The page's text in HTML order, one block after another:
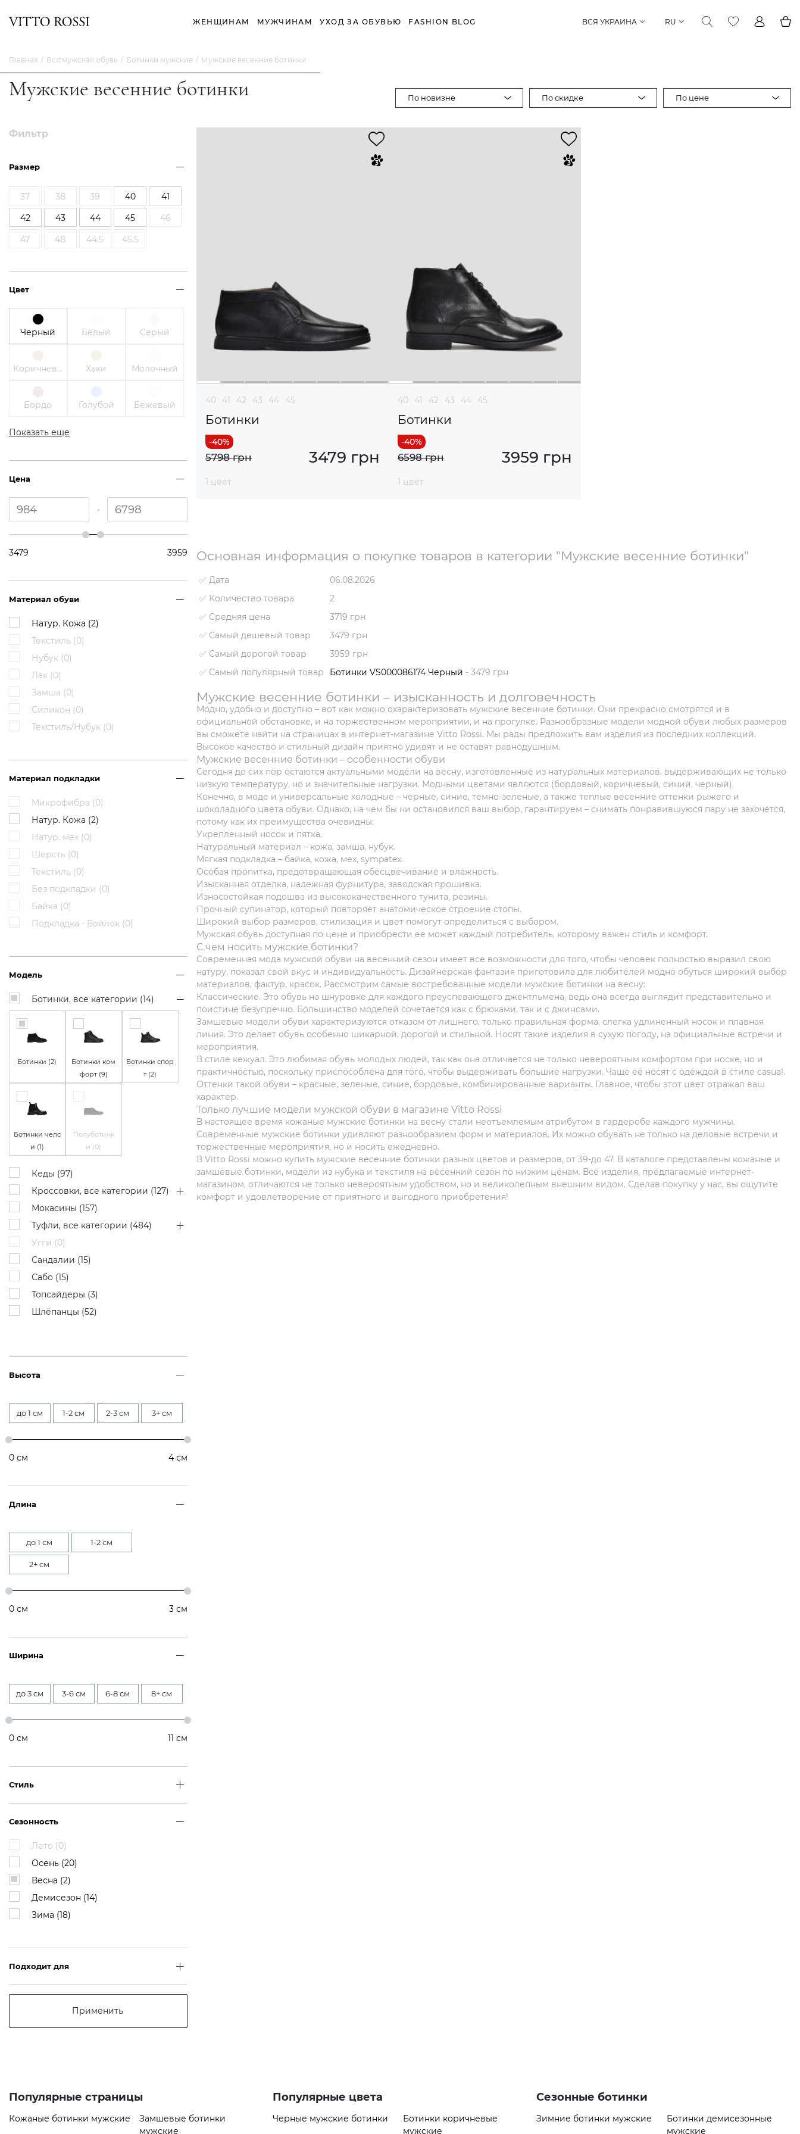
ЖЕНЩИНАМ МУЖЧИНАМ УХОД ЗА ОБУВЬЮ FASHION BLOG ВСЯ УКРАИНА RU
Главная Вся мужская обувь Ботинки мужские Мужские весенние ботинки
Мужские весенние ботинки По новизне По скидке По цене
Фильтр
Размер
37 38 39 40
41
42
43 44 45
46
47
48 44.5 45.5
Цвет
Черный Белый Серый
Коричневый Хаки Молочный
Бордо Голубой Бежевый
Показать еще
Цена
-
3479 3959
Материал обуви
Натур. Кожа (2)
Текстиль (0)
Нубук (0)
Лак (0)
Замша (0)
Силикон (0)
Текстиль/Нубук (0)
Материал подкладки
Микрофибра (0)
Натур. Кожа (2)
Натур. мех (0)
Шерсть (0)
Текстиль (0)
Без подкладки (0)
Байка (0)
Подкладка - Войлок (0)
Модель
Ботинки, все категории (14)
Ботинки (2)
Ботинки ком
форт (9)
Ботинки спор
т (2)
Ботинки челс
и (1)
Полуботинк
и (0)
Кеды (97)
Кроссовки, все категории (127)
Мокасины (157)
Туфли, все категории (484)
Угги (0)
Сандалии (15)
Сабо (15)
Топсайдеры (3)
Шлёпанцы (52)
Высота
до 1 см 1-2 см 2-3 см 3+ см
0 см 4 см
Длина
до 1 см 1-2 см
2+ см
0 см 3 см
Ширина
до 3 см 3-6 см 6-8 см 8+ см
0 см 11 см
Стиль
Сезонность
Лето (0)
Осень (20)
Весна (2)
Демисезон (14)
Зима (18)
Подходит для
Применить
Популярные страницы
Кожаные ботинки мужские
Замшевые ботинки
мужские
Популярные цвета
Черные мужские ботинки
Ботинки коричневые
мужские
Сезонные ботинки
Зимние ботинки мужские
Ботинки демисезонные
мужские
40 41 42 43 44 45
Ботинки
3479 грн
5798 грн
1 цвет
40 41 42 43 44 45
Ботинки
3959 грн
6598 грн
1 цвет
Основная информация о покупке товаров в категории "Мужские весенние ботинки"
✅ Дата
06.08.2026
✅ Количество товара
2
✅ Средняя цена
3719 грн
✅ Самый дешевый товар
3479 грн
✅ Самый дорогой товар
3959 грн
✅ Самый популярный товар
Ботинки VS000086174 Черный - 3479 грн
Мужские весенние ботинки – изысканность и долговечность
Модно, удобно и доступно – вот как можно охарактеризовать мужские весенние ботинки. Они прекрасно смотрятся и в
официальной обстановке, и на торжественном мероприятии, и на прогулке. Разнообразные модели модной обуви любых размеров
вы сможете найти на страницах в интернет-магазине Vitto Rossi. Мы рады предложить вам изделия из последних коллекций.
Высокое качество и стильный дизайн приятно удивят и не оставят равнодушным.
Мужские весенние ботинки – особенности обуви
Сегодня до сих пор остаются актуальными модели на весну, изготовленные из натуральных материалов, выдерживающих не только
низкую температуру, но и значительные нагрузки. Модными цветами являются (бордовый, коричневый, синий, черный).
Конечно, в моде и универсальные холодные – черные, синие, темно-зеленые, а также теплые весенние оттенки рыжего и
шоколадного цвета обуви. Однако, на чем бы ни остановился ваш выбор, гарантируем – снимать понравившуюся пару не захочется,
потому как их преимущества очевидны:
Укрепленный носок и пятка.
Натуральный материал – кожа, замша, нубук.
Мягкая подкладка – байка, кожа, мех, sympatex.
Особая пропитка, предотвращающая обесцвечивание и влажность.
Изысканная отделка, надежная фурнитура, заводская прошивка.
Износостойкая подошва из высококачественного тунита, резины.
Прочный супинатор, который повторяет анатомическое строение стопы.
Широкий выбор размеров, стилизация и цвет помогут определиться с выбором.
Мужская обувь доступная по цене и приобрести ее может каждый потребитель, которому важен стиль и комфорт.
С чем носить мужские ботинки?
Современная мода мужской обуви на весенний сезон имеет все возможности для того, чтобы человек полностью выразил свою
натуру, показал свой вкус и индивидуальность. Дизайнерская фантазия приготовила для любителей модно обуться широкий выбор
материалов, фактур, красок. Рассмотрим самые востребованные модели мужские ботинки на весну:
Классические. Это обувь на шнуровке для каждого преуспевающего джентльмена, ведь она всегда выглядит представительно и
поистине безупречно. Большинство моделей сочетается как с брюками, так и с джинсами.
Замшевые модели обуви характеризуются отказом от лишнего, только правильная форма, слегка удлиненный носок и плавная
линия. Это делает обувь особенно шикарной, дорогой и стильной. Носят такие изделия в сухую погоду, на официальные встречи и
мероприятия.
В стиле кежуал. Это любимая обувь молодых людей, так как она отличается не только невероятным комфортом при носке, но и
практичностью, поскольку приспособлена для того, чтобы выдерживать большие нагрузки. Чаще ее носят с одеждой в стиле casual.
Оттенки такой обуви – красные, зеленые, синие, бордовые, комбинированные варианты. Главное, чтобы этот цвет отражал ваш
характер.
Только лучшие модели мужской обуви в магазине Vitto Rossi
В настоящее время кожаные мужские ботинки на весну стали неотъемлемым атрибутом в гардеробе каждого мужчины.
Современные мужские ботинки удивляют разнообразием форм и материалов. Их можно обувать не только на деловые встречи и
торжественные мероприятия, но и носить ежедневно.
В Vitto Rossi можно купить мужские весенние ботинки разных цветов и размеров, от 39-до 47. В каталоге представлены кожаные и
замшевые ботинки, модели из нубука и текстиля на весенний сезон по низким ценам. Все изделия, предлагаемые интернет-
магазином, отличаются не только невероятным удобством, но и великолепным внешним видом. Сделав покупку у нас, вы ощутите
комфорт и удовлетворение от приятного и выгодного приобретения!